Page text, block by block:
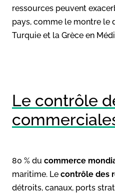
ressources peuvent
pays, comme le montre le
Turquie et la Grèce en
Le contrôle
80 % du commerce
maritime. Le contrôle des
détroits, canaux, ports